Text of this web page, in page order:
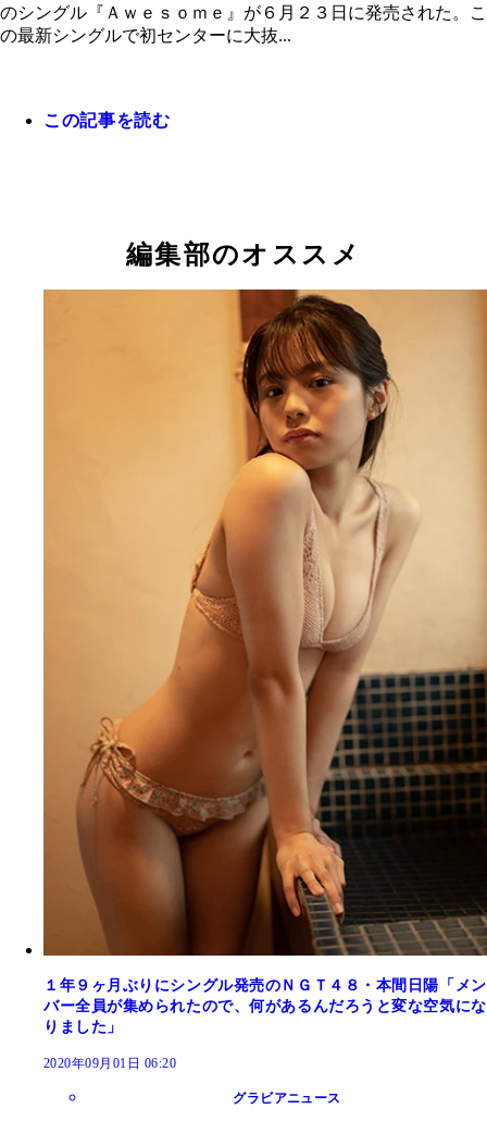
のシングル『Ａｗｅｓｏｍｅ』が６月２３日に発売された。こ
の最新シングルで初センターに大抜...
この記事を読む
編集部のオススメ
１年９ヶ月ぶりにシングル発売のＮＧＴ４８・本間日陽「メン
バー全員が集められたので、何があるんだろうと変な空気にな
りました」
2020年09月01日 06:20
グラビアニュース